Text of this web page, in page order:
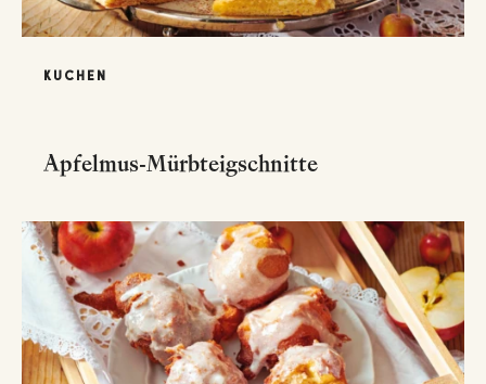
KUCHEN
Apfelmus-Mürbteigschnitte